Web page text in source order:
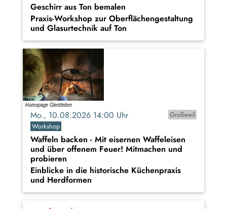
Geschirr aus Ton bemalen
Praxis-Workshop zur Oberflächengestaltung
und Glasurtechnik auf Ton
Mo., 10.08.2026 14:00 Uhr
Großweil
Workshop
Waffeln backen - Mit eisernen Waffeleisen
und über offenem Feuer! Mitmachen und
probieren
Einblicke in die historische Küchenpraxis
und Herdformen